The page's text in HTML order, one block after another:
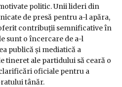
politic. Unii lideri din
de presă pentru a-l apăra,
contribuții semnificative în
sunt o încercare de a-l
publică și mediatică a
tineret ale partidului să ceară o
oficiale pentru a
tânăr.